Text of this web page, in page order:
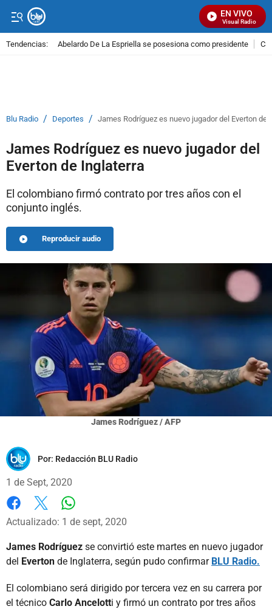
EN VIVO
Señal Visual Radio
Tendencias: Abelardo De La Espriella se posesiona como presidente
Blu Radio / Deportes / James Rodríguez es nuevo jugador del Everton de
James Rodríguez es nuevo jugador del
Everton de Inglaterra
El colombiano firmó contrato por tres años con el
conjunto inglés.
Reproducir audio
James Rodríguez / AFP
Por: Redacción BLU Radio
1 de Sept, 2020
Facebook
X
Actualizado: 1 de sept, 2020
James Rodríguez se convirtió este martes en nuevo jugador
del Everton de Inglaterra, según pudo confirmar BLU Radio.
El colombiano será dirigido por tercera vez en su carrera por
el técnico Carlo Ancelotti y firmó un contrato por tres años